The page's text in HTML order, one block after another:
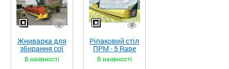
Жниварка для
збирання сої
та гороху
«ETTARO»
В наявності
Ріпаковий стіл
ПРМ - 5 Rape
Fiore
В наявності